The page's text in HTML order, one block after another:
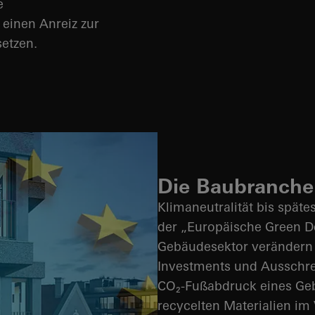
Anreiz zur
Die
Klimaneutralität bis
der „Europäische Green
Gebäudesektor
Investments und
CO₂-Fußabdruck eines
recycelten Materialien im